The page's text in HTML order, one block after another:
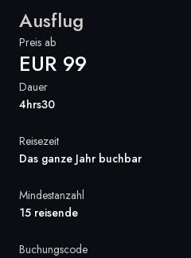
Schweiz
Schweiz
Frankreich
Ausflug
Preis ab
EUR 99
Dauer
4hrs30
Reisezeit
Das ganze Jahr buchbar
Mindestanzahl
15 reisende
Buchungscode